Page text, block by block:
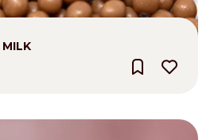
MILK